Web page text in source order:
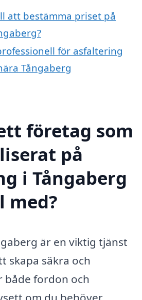
att bestämma priset på
för asfaltering
Tångaberg
företag som
på
i Tångaberg
med?
är en viktig tjänst
skapa säkra och
både fordon och